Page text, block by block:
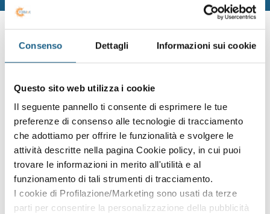
Consenso Dettagli Informazioni sui cookie
Questo sito web utilizza i cookie
Il seguente pannello ti consente di esprimere le tue
preferenze di consenso alle tecnologie di tracciamento
che adottiamo per offrire le funzionalità e svolgere le
attività descritte nella pagina Cookie policy, in cui puoi
trovare le informazioni in merito all'utilità e al
funzionamento di tali strumenti di tracciamento.
I cookie di Profilazione/Marketing sono usati da terze
parti per consentire la personalizzazione della pubblicità
Iscrizione
Sei già cliente?
Accedi con le credenziali che hai già creato in fase di
AZIENDA PRIVATO
P. IVA
PASSWORD (minimo 8 caratteri)